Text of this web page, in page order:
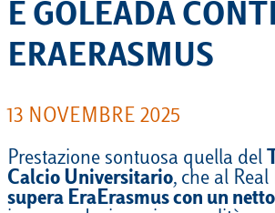
E GOLEADA
ERAERASMUS
13 NOVEMBRE 2025
Prestazione sontuosa quella del
Calcio Universitario, che al
supera EraErasmus con un